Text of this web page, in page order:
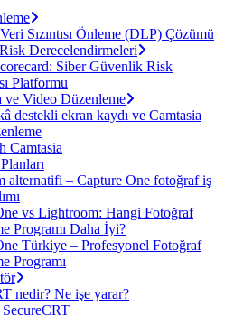
Sızıntısı Önleme (DLP) Çözümü
Derecelendirmeleri
Siber Güvenlik Risk
Platformu
ve Video Düzenleme
destekli ekran kaydı ve Camtasia
Camtasia
alternatifi – Capture One fotoğraf iş
vs Lightroom: Hangi Fotoğraf
Programı Daha İyi?
Türkiye – Profesyonel Fotoğraf
Programı
nedir? Ne işe yarar?